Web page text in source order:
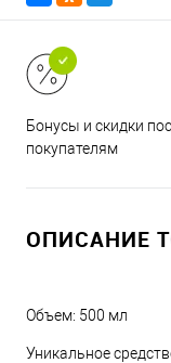
Бонусы и скидки
покупателям
ОПИСАНИЕ
Объем: 500 мл
Уникальное